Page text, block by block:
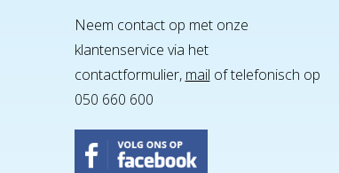
Neem contact op met onze
klantenservice via het
contactformulier, mail of telefonisch op
050 660 600